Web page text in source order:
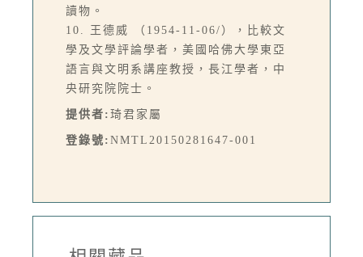
讀物。
10. 王德威 （1954-11-06/），比較文
學及文學評論學者，美國哈佛大學東亞
語言與文明系講座教授，長江學者，中
央研究院院士。
提供者: 琦君家屬
登錄號: NMTL20150281647-001